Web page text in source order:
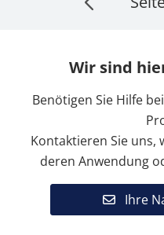
Wir sind
Benötigen Sie Hilfe
Kontaktieren Sie uns,
deren Anwendung
Ihre